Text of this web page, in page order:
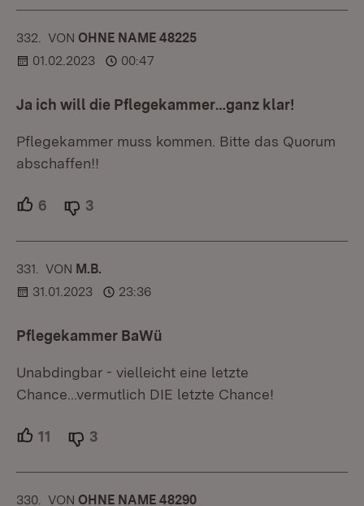
332. KOMMENTAR
VON :OHNE NAME 48225
01.02.2023
00:47
Ja ich will die Pflegekammer…ganz klar!
Pflegekammer muss kommen. Bitte das Quorum
abschaffen!!
6 Unterstützer.
3
331. KOMMENTAR
VON :M.B.
31.01.2023
23:36
Pflegekammer BaWü
Unabdingbar - vielleicht eine letzte
Chance...vermutlich DIE letzte Chance!
11 Unterstützer.
3
330. KOMMENTAR
VON :OHNE NAME 48290